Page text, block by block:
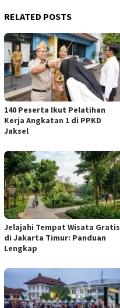
RELATED POSTS
140 Peserta Ikut Pelatihan
Kerja Angkatan 1 di PPKD
Jaksel
Jelajahi Tempat Wisata Gratis
di Jakarta Timur: Panduan
Lengkap